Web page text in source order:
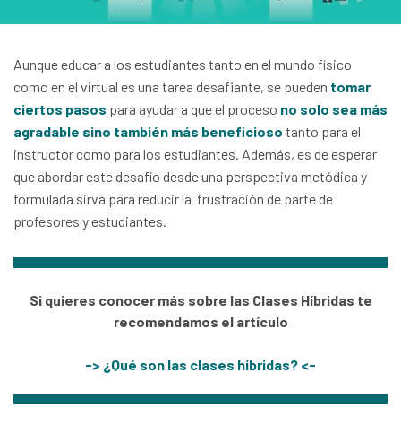
Aunque educar a los estudiantes tanto en el mundo físico
como en el virtual es una tarea desafiante, se pueden tomar
ciertos pasos para ayudar a que el proceso no solo sea más
agradable sino también más beneficioso tanto para el
instructor como para los estudiantes. Además, es de esperar
que abordar este desafío desde una perspectiva metódica y
formulada sirva para reducir la frustración de parte de
profesores y estudiantes.
Si quieres conocer más sobre las Clases Híbridas te
recomendamos el artículo
-> ¿Qué son las clases híbridas? <-